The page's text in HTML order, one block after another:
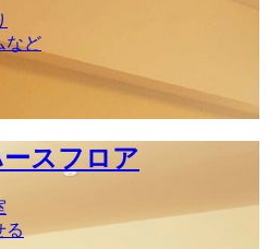
など
スフロア
る